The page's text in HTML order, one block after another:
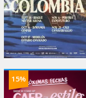
15%